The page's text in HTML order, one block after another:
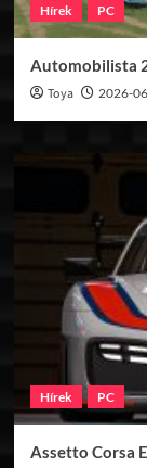
Hírek PC
Automobilista
Toya 2026-
Hírek PC
Assetto Corsa